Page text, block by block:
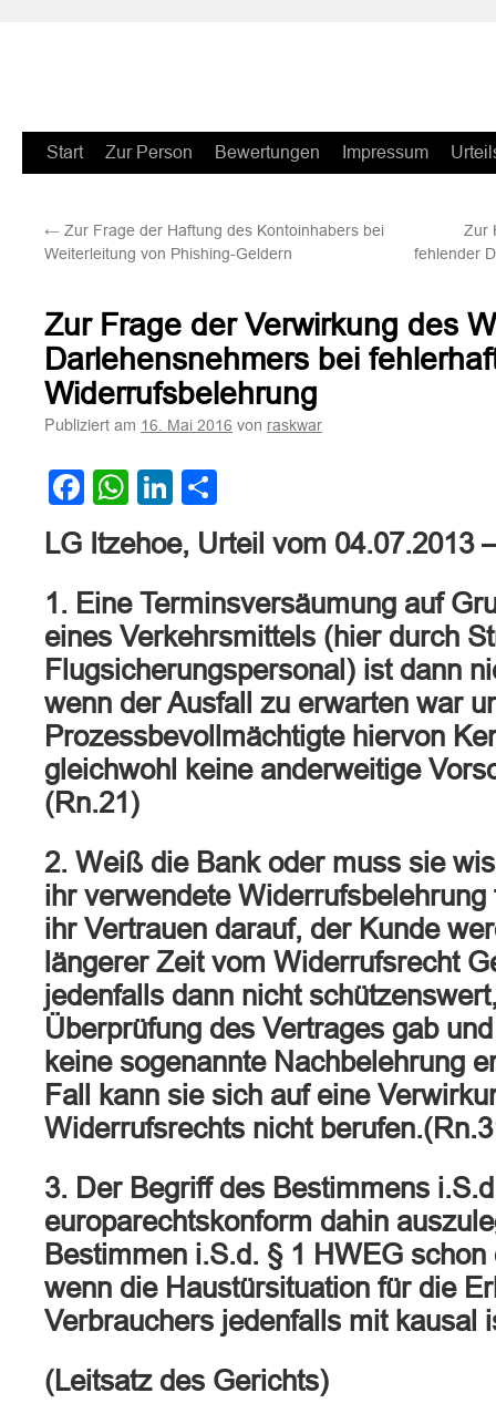
Zum
springen
Start Zur Person Bewertungen Impressum
← Zur Frage der Haftung des Kontoinhabers bei
Weiterleitung von Phishing-Geldern
Zur
fehlender
Zur Frage der Verwirkung des
Darlehensnehmers bei
Widerrufsbelehrung
Publiziert am 16. Mai 2016 von raskwar
Facebook
WhatsApp
LinkedIn
LG Itzehoe, Urteil vom 04.07.2013
1. Eine Terminsversäumung auf
eines Verkehrsmittels (hier durch
Flugsicherungspersonal) ist dann
wenn der Ausfall zu erwarten war
Prozessbevollmächtigte hiervon
gleichwohl keine anderweitige
(Rn.21)
2. Weiß die Bank oder muss sie
ihr verwendete
ihr Vertrauen darauf, der Kunde
längerer Zeit vom Widerrufsrecht
jedenfalls dann nicht
Überprüfung des Vertrages gab
keine sogenannte Nachbelehrung
Fall kann sie sich auf eine
Widerrufsrechts nicht
3. Der Begriff des Bestimmens
europarechtskonform dahin
Bestimmen i.S.d. § 1 HWEG
wenn die Haustürsituation für die
Verbrauchers jedenfalls mit kausal
(Leitsatz des Gerichts)